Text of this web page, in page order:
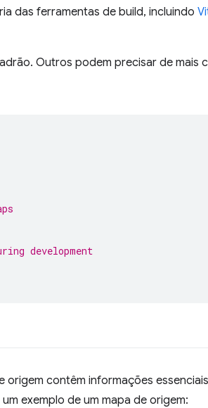
das ferramentas de build, incluindo
Outros podem precisar de mais
development
origem contêm informações
exemplo de um mapa de origem: